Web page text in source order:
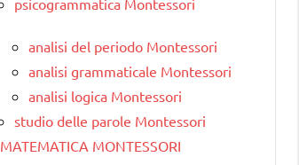
analisi del periodo Montessori
analisi grammaticale Montessori
analisi logica Montessori
studio delle parole Montessori
MATEMATICA MONTESSORI